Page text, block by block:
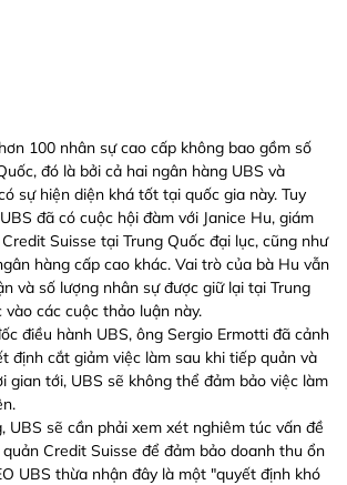
100 nhân sự cao cấp không bao gồm số
đó là bởi cả hai ngân hàng UBS và
sự hiện diện khá tốt tại quốc gia này. Tuy
đã có cuộc hội đàm với Janice Hu, giám
Suisse tại Trung Quốc đại lục, cũng như
hàng cấp cao khác. Vai trò của bà Hu vẫn
và số lượng nhân sự được giữ lại tại Trung
các cuộc thảo luận này.
điều hành UBS, ông Sergio Ermotti đã cảnh
định cắt giảm việc làm sau khi tiếp quản và
gian tới, UBS sẽ không thể đảm bảo việc làm
UBS sẽ cần phải xem xét nghiêm túc vấn đề
Credit Suisse để đảm bảo doanh thu ổn
UBS thừa nhận đây là một "quyết định khó